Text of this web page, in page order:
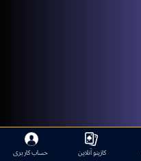
کازینو آنلاین حساب کاربری